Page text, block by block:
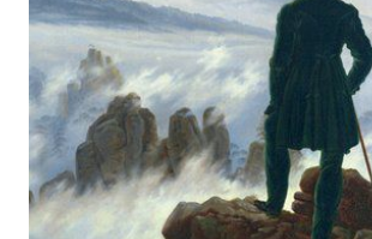
festgebunden mit
Schutzumschlag
ISBN:
368-3
Bibliografische Daten
Produktbeschreibung